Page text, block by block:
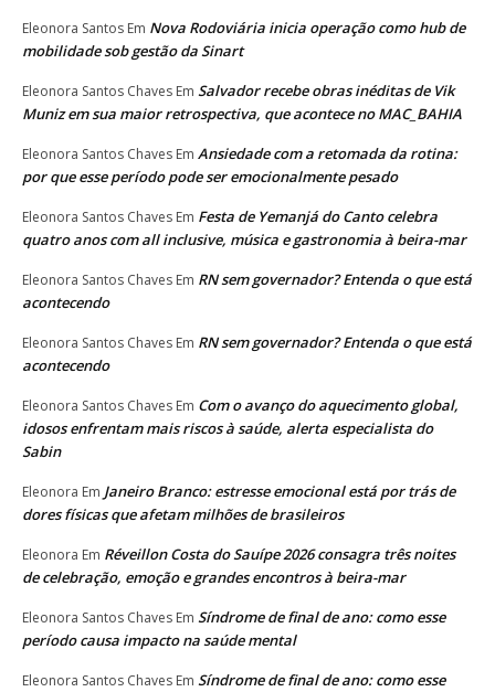
Eleonora Santos Em Nova Rodoviária inicia operação como hub de
mobilidade sob gestão da Sinart
Eleonora Santos Chaves Em Salvador recebe obras inéditas de Vik
Muniz em sua maior retrospectiva, que acontece no MAC_BAHIA
Eleonora Santos Chaves Em Ansiedade com a retomada da rotina:
por que esse período pode ser emocionalmente pesado
Eleonora Santos Chaves Em Festa de Yemanjá do Canto celebra
quatro anos com all inclusive, música e gastronomia à beira-mar
Eleonora Santos Chaves Em RN sem governador? Entenda o que está
acontecendo
Eleonora Santos Chaves Em RN sem governador? Entenda o que está
acontecendo
Eleonora Santos Chaves Em Com o avanço do aquecimento global,
idosos enfrentam mais riscos à saúde, alerta especialista do
Sabin
Eleonora Em Janeiro Branco: estresse emocional está por trás de
dores físicas que afetam milhões de brasileiros
Eleonora Em Réveillon Costa do Sauípe 2026 consagra três noites
de celebração, emoção e grandes encontros à beira-mar
Eleonora Santos Chaves Em Síndrome de final de ano: como esse
período causa impacto na saúde mental
Eleonora Santos Chaves Em Síndrome de final de ano: como esse